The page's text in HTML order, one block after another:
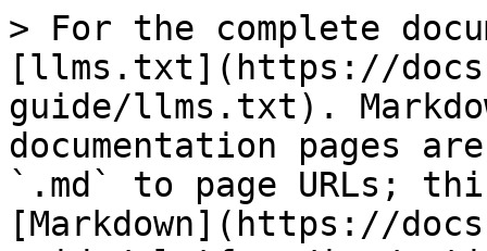
> For the complete
[llms.txt](https://
guide/llms.txt).
documentation pages
`.md` to page URLs;
[Markdown](https://